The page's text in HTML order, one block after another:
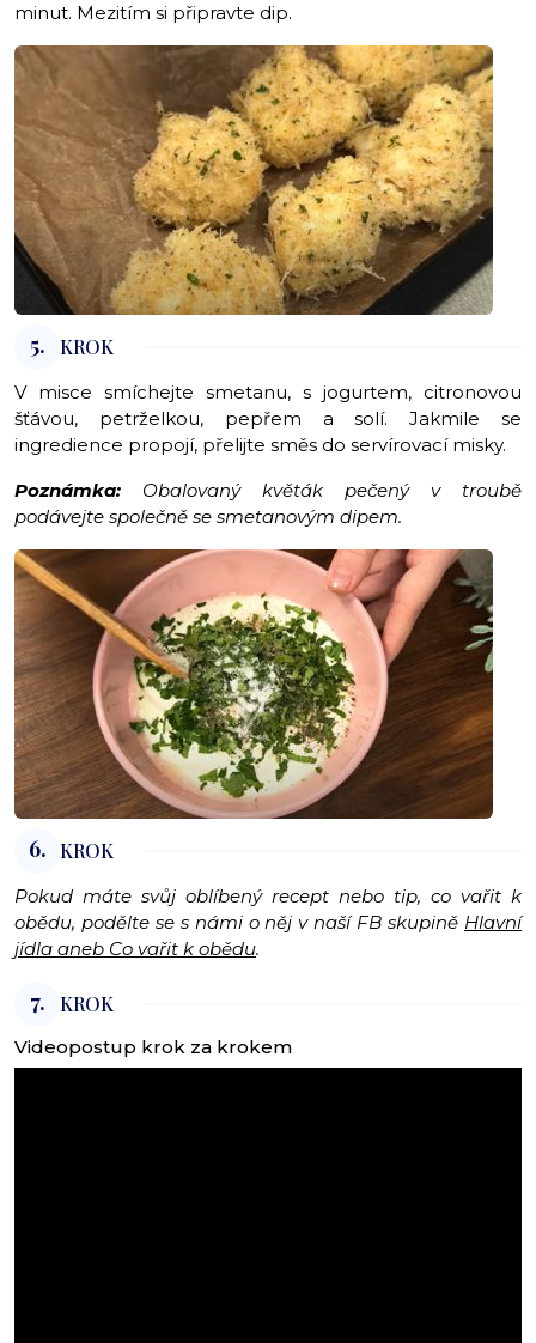
minut. Mezitím si připravte dip.
5. KROK
V misce smíchejte smetanu, s jogurtem, citronovou
šťávou, petrželkou, pepřem a solí. Jakmile se
ingredience propojí, přelijte směs do servírovací misky.
Poznámka: Obalovaný květák pečený v troubě
podávejte společně se smetanovým dipem.
6. KROK
Pokud máte svůj oblíbený recept nebo tip, co vařit k
obědu, podělte se s námi o něj v naší FB skupině Hlavní
jídla aneb Co vařit k obědu.
7. KROK
Videopostup krok za krokem